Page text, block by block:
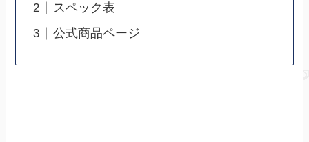
スペック表
公式商品ページ